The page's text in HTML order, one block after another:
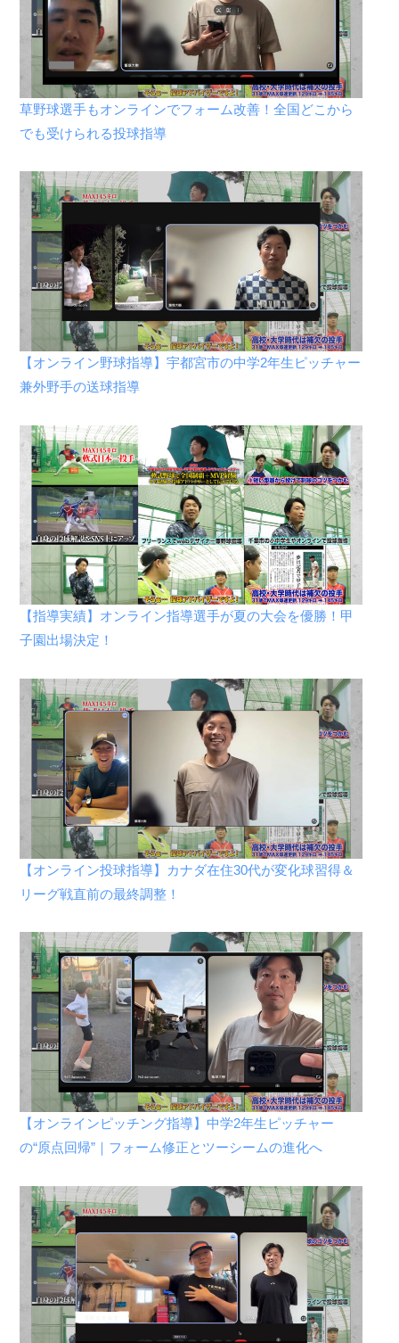
草野球選手もオンラインでフォーム改善！全国どこから
でも受けられる投球指導
【オンライン野球指導】宇都宮市の中学2年生ピッチャー
兼外野手の送球指導
【指導実績】オンライン指導選手が夏の大会を優勝！甲
子園出場決定！
【オンライン投球指導】カナダ在住30代が変化球習得＆
リーグ戦直前の最終調整！
【オンラインピッチング指導】中学2年生ピッチャー
の“原点回帰”｜フォーム修正とツーシームの進化へ